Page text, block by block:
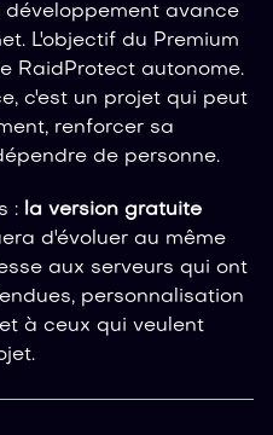
développement avance
L'objectif du Premium
RaidProtect autonome.
c'est un projet qui peut
renforcer sa
de personne.
: la version gratuite
d'évoluer au même
aux serveurs qui ont
personnalisation
à ceux qui veulent